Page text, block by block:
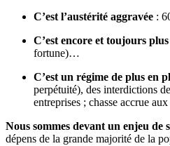
C’est l’austérité aggravée :
C’est encore et toujours
fortune)…
C’est un régime de plus en
perpétuité), des interdictions
entreprises ; chasse accrue
Nous sommes devant un enjeu de
dépens de la grande majorité de la